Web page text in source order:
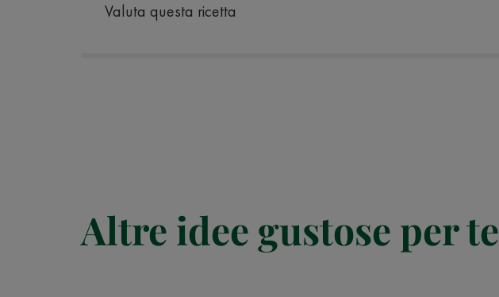
Valuta questa ricetta
Altre idee gustose per te